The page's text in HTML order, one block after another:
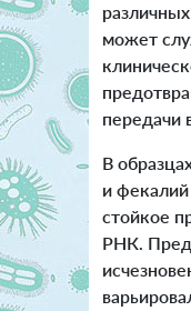
может
передачи
В
и
стойкое
РНК.